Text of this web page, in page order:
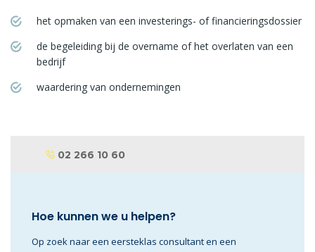
het opmaken van een investerings- of financieringsdossier
de begeleiding bij de overname of het overlaten van een
bedrijf
waardering van ondernemingen
02 266 10 60
Hoe kunnen we u helpen?
Op zoek naar een eersteklas consultant en een